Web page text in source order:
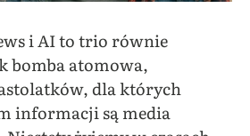
i AI to trio równie
bomba atomowa,
dla których
informacji są media